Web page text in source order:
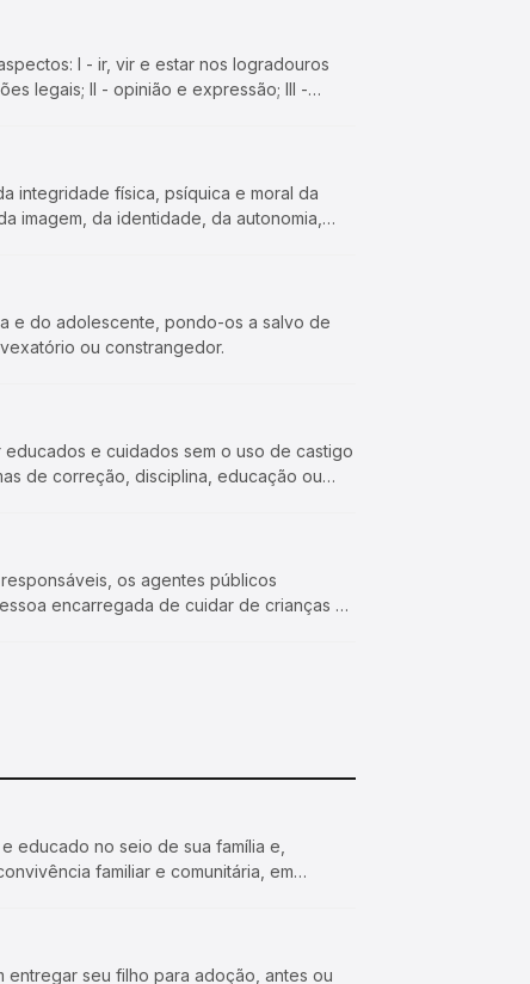
I - ir, vir e estar nos logradouros
legais; II - opinião e expressão; III -
integridade física, psíquica e moral da
imagem, da identidade, da autonomia,
e do adolescente, pondo-os a salvo de
ou constrangedor.
e cuidados sem o uso de castigo
de correção, disciplina, educação ou
os agentes públicos
encarregada de cuidar de crianças e
educado no seio de sua família e,
familiar e comunitária, em
entregar seu filho para adoção, antes ou